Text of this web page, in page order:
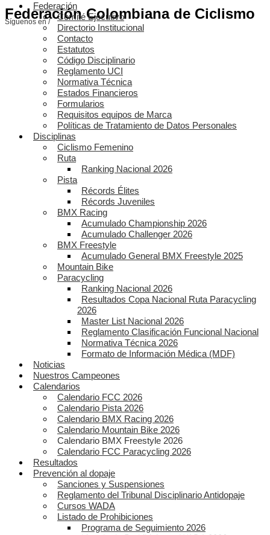
Federación Colombiana de Ciclismo
Síguenos en /
Federación
Comité Ejecutivo
Directorio Institucional
Contacto
Estatutos
Código Disciplinario
Reglamento UCI
Normativa Técnica
Estados Financieros
Formularios
Requisitos equipos de Marca
Políticas de Tratamiento de Datos Personales
Disciplinas
Ciclismo Femenino
Ruta
Ranking Nacional 2026
Pista
Récords Élites
Récords Juveniles
BMX Racing
Acumulado Championship 2026
Acumulado Challenger 2026
BMX Freestyle
Acumulado General BMX Freestyle 2025
Mountain Bike
Paracycling
Ranking Nacional 2026
Resultados Copa Nacional Ruta Paracycling
2026
Master List Nacional 2026
Reglamento Clasificación Funcional Nacional
Normativa Técnica 2026
Formato de Información Médica (MDF)
Noticias
Nuestros Campeones
Calendarios
Calendario FCC 2026
Calendario Pista 2026
Calendario BMX Racing 2026
Calendario Mountain Bike 2026
Calendario BMX Freestyle 2026
Calendario FCC Paracycling 2026
Resultados
Prevención al dopaje
Sanciones y Suspensiones
Reglamento del Tribunal Disciplinario Antidopaje
Cursos WADA
Listado de Prohibiciones
Programa de Seguimiento 2026